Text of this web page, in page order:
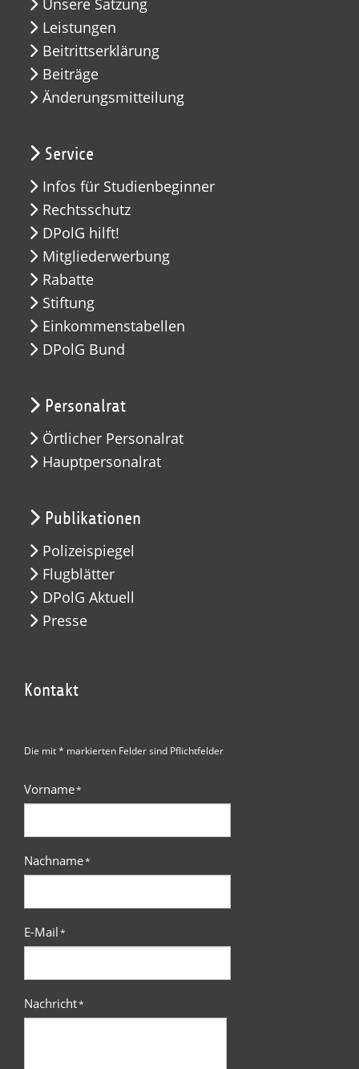
Unsere Satzung
Leistungen
Beitrittserklärung
Beiträge
Änderungsmitteilung
Service
Infos für Studienbeginner
Rechtsschutz
DPolG hilft!
Mitgliederwerbung
Rabatte
Stiftung
Einkommenstabellen
DPolG Bund
Personalrat
Örtlicher Personalrat
Hauptpersonalrat
Publikationen
Polizeispiegel
Flugblätter
DPolG Aktuell
Presse
Kontakt
Die mit * markierten Felder sind Pflichtfelder
Vorname*
Nachname*
E-Mail*
Nachricht*